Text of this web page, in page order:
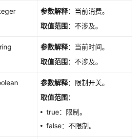
参数解释：当前消费。
取值范围：不涉及。
参数解释：当前时间。
取值范围：不涉及。
参数解释：限制开关。
取值范围：
true：限制。
false：不限制。